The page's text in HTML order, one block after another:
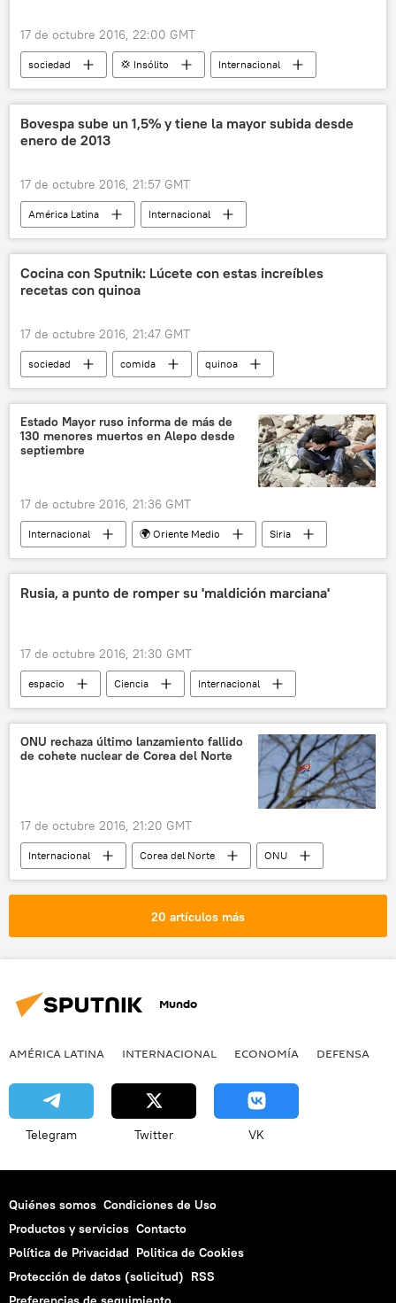
17 de octubre 2016, 22:00 GMT
sociedad 💢 Insólito
Internacional
Rusia
Siberia yeti noticias
Bovespa sube un 1,5% y tiene la mayor subida desde
enero de 2013
17 de octubre 2016, 21:57 GMT
América Latina
Internacional
Economía
Brasil
Bovespa
noticias
Cocina con Sputnik: Lúcete con estas increíbles
recetas con quinoa
17 de octubre 2016, 21:47 GMT
sociedad comida
quinoa
recetas
cocina con Sputnik
🥚 Alimentación
noticias
Estado Mayor ruso informa de más de
130 menores muertos en Alepo desde
septiembre
17 de octubre 2016, 21:36 GMT
Internacional 🌍 Oriente Medio
Siria
Alepo
menores
niños
noticias
Rusia, a punto de romper su 'maldición marciana'
17 de octubre 2016, 21:30 GMT
espacio Ciencia
Internacional
Rusia
Marte
ExoMars
Unión Soviética (URSS)
noticias
ONU rechaza último lanzamiento fallido
de cohete nuclear de Corea del Norte
17 de octubre 2016, 21:20 GMT
Internacional Corea del Norte
ONU
🌏 Asia
noticias
20 artículos más
Mundo
AMÉRICA LATINA INTERNACIONAL ECONOMÍA DEFENSA
Telegram Twitter VK
Quiénes somos Condiciones de Uso
Productos y servicios Contacto
Política de Privacidad Politica de Cookies
Protección de datos (solicitud) RSS